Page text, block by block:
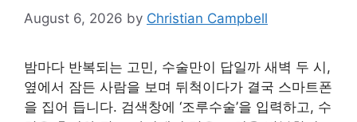
August 6, 2026 by Christian Campbell
밤마다 반복되는 고민, 수술만이 답일까 새벽 두 시,
옆에서 잠든 사람을 보며 뒤척이다가 결국 스마트폰
을 집어 듭니다. 검색창에 ‘조루수술’을 입력하고, 수